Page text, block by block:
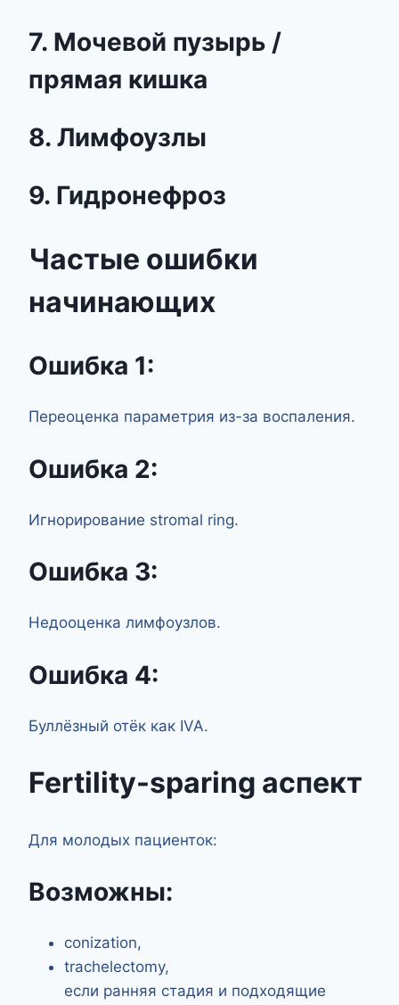
7. Мочевой пузырь /
прямая кишка
8. Лимфоузлы
9. Гидронефроз
Частые ошибки
начинающих
Ошибка 1:
Переоценка параметрия из-за воспаления.
Ошибка 2:
Игнорирование stromal ring.
Ошибка 3:
Недооценка лимфоузлов.
Ошибка 4:
Буллёзный отёк как IVA.
Fertility-sparing аспект
Для молодых пациенток:
Возможны:
conization,
trachelectomy,
если ранняя стадия и подходящие